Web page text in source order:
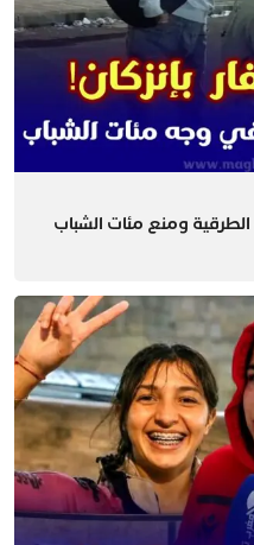
الطرقية ومنع مئات الشباب